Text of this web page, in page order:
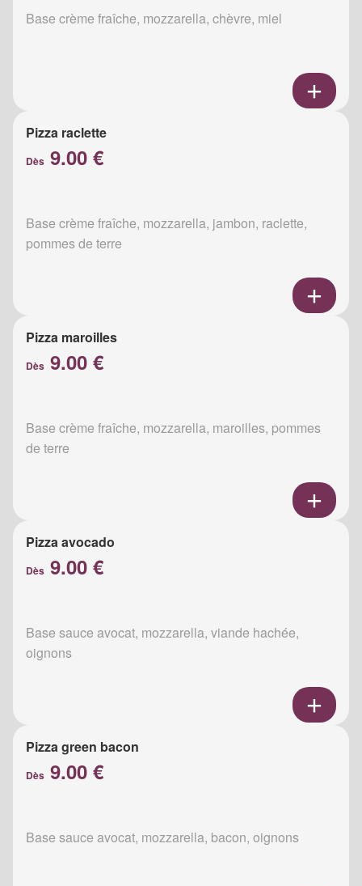
Base crème fraîche, mozzarella, chèvre, miel
Pizza raclette
Dès 9.00 €
Base crème fraîche, mozzarella, jambon, raclette,
pommes de terre
Pizza maroilles
Dès 9.00 €
Base crème fraîche, mozzarella, maroilles, pommes
de terre
Pizza avocado
Dès 9.00 €
Base sauce avocat, mozzarella, viande hachée,
oignons
Pizza green bacon
Dès 9.00 €
Base sauce avocat, mozzarella, bacon, oignons